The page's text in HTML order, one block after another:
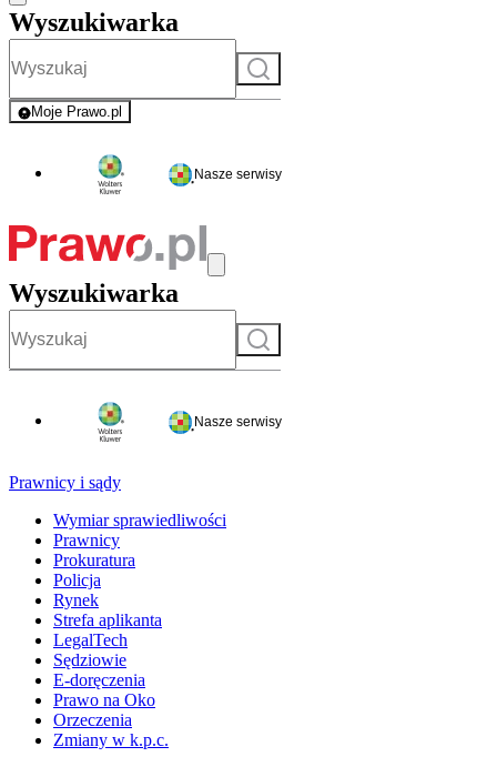
Wyszukiwarka
Szukaj
Moje Prawo.pl
- rejestracja i logowanie do serwisu
Nasze serwisy
Wyszukiwarka
Szukaj
Nasze serwisy
Prawnicy i sądy
Wymiar sprawiedliwości
Prawnicy
Prokuratura
Policja
Rynek
Strefa aplikanta
LegalTech
Sędziowie
E-doręczenia
Prawo na Oko
Orzeczenia
Zmiany w k.p.c.